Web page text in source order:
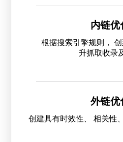
内链优
根据搜索引擎规则，
升抓取收录
外链优
创建具有时效性、 相关性